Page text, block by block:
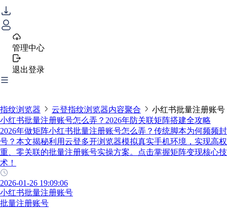
管理中心
退出登录
指纹浏览器 云登指纹浏览器内容聚合
小红书批量注册账号
小红书批量注册账号怎么弄？2026年防关联矩阵搭建全攻略
2026年做矩阵小红书批量注册账号怎么弄？传统脚本为何频频封
号？本文揭秘利用云登多开浏览器模拟真实手机环境，实现高权
重、零关联的批量注册账号实操方案。点击掌握矩阵变现核心技
术！
2026-01-26 19:09:06
小红书批量注册账号
批量注册账号